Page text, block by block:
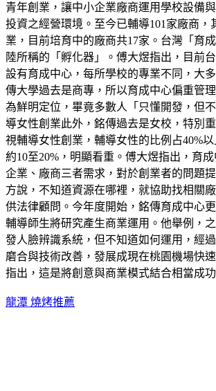
青年創業，讓中小企業廠商運用學校設備
投資之經營環境。至今已輔導101家廠商，
業，目前培育中的廠商共17家。台灣「育
陸所稱的「孵化器」。傅大煜指出，目前
設有育成中心，每所學校的專業不同，大
傳大學過去是商專，所以育成中心偏重管
為鮮明定位，畢竟多數人「只懂開發，但
導女性創業此外，銘傳過去是女校，特別重
視輔導女性創業，輔導女性的比例占40%
約10至20%，明顯看重。傅大煜指出，育
企業、廠商三者需求，對於創業者的問題
方說，不知道資源在哪裡，就協助找相關
供法律顧問。今年度開始，銘傳育成中心
輔導師生將研究產生商業運用。他舉例，
發人臉辨識系統，但不知道如何運用，經
磨合與技術改善，發展成現在桃園機場快
指出，這是將創意與商業模式結合相當成
龍潭 燒烤推薦